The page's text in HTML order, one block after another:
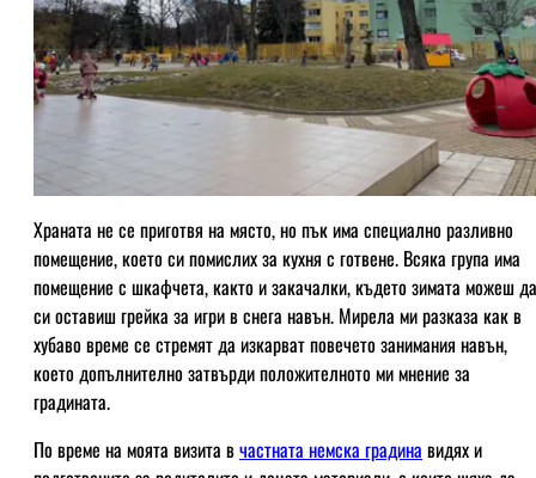
Храната не се приготвя на място, но пък има специално разливно
помещение, което си помислих за кухня с готвене. Всяка група има
помещение с шкафчета, както и закачалки, където зимата можеш да
си оставиш грейка за игри в снега навън. Мирела ми разказа как в
хубаво време се стремят да изкарват повечето занимания навън,
което допълнително затвърди положителното ми мнение за
градината.
По време на моята визита вчастната немска градина видях и